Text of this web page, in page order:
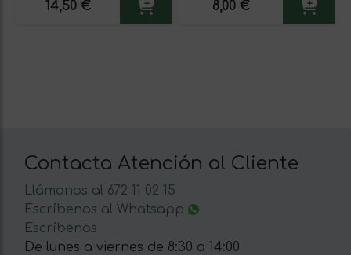
14,50 € 8,00 €
Contacta Atención al Cliente
Llámanos al 672 11 02 15
Escríbenos al Whatsapp
Escríbenos
De lunes a viernes de 8:30 a 14:00